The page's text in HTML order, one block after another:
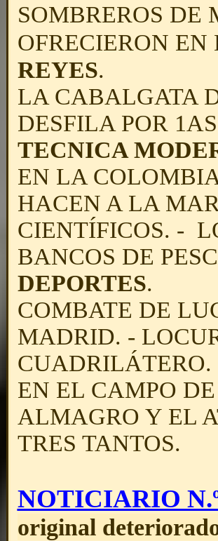
SOMBREROS DE
OFRECIERON
REYES.
LA CABALGATA
DESFILA POR
TECNICA
EN LA
HACEN A LA
CIENTÍFICOS. -
BANCOS DE
DEPORTES.
COMBATE DE
MADRID. -
CUADRILÁTERO.
EN EL CAMPO
ALMAGRO Y EL
TRES TANTOS.
NOTICIARIO
original